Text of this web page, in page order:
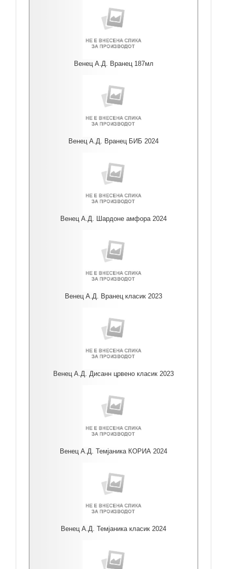
Венец А.Д. Вранец 187мл
Венец А.Д. Вранец БИБ 2024
Венец А.Д. Шардоне амфора 2024
Венец А.Д. Вранец класик 2023
Венец А.Д. Дисанн црвено класик 2023
Венец А.Д. Темјаника КОРИА 2024
Венец А.Д. Темјаника класик 2024